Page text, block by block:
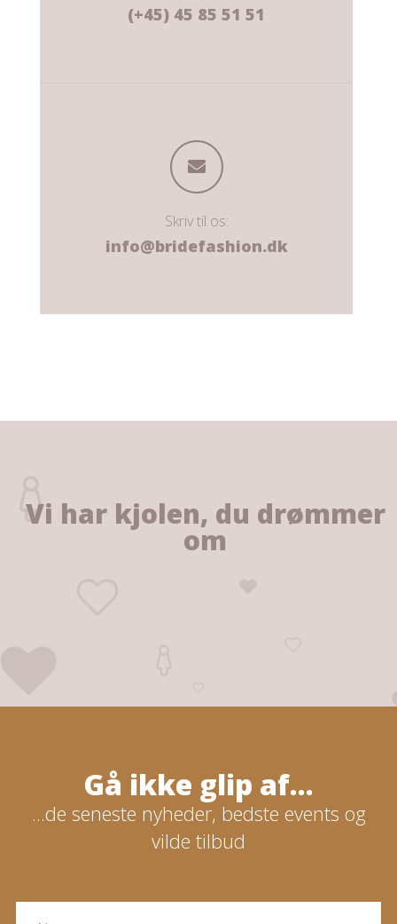
(+45) 45 85 51 51
Skriv til os:
info@bridefashion.dk
Vi har kjolen, du drømmer
om
Gå ikke glip af...
...de seneste nyheder, bedste events og
vilde tilbud